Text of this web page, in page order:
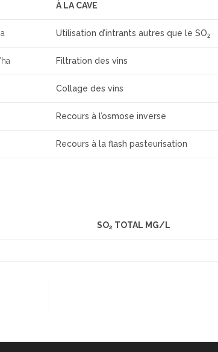
À LA CAVE
Utilisation d’intrants autres que le SO2
Filtration des vins
Collage des vins
Recours à l’osmose inverse
Recours à la flash pasteurisation
SO2 TOTAL MG/L